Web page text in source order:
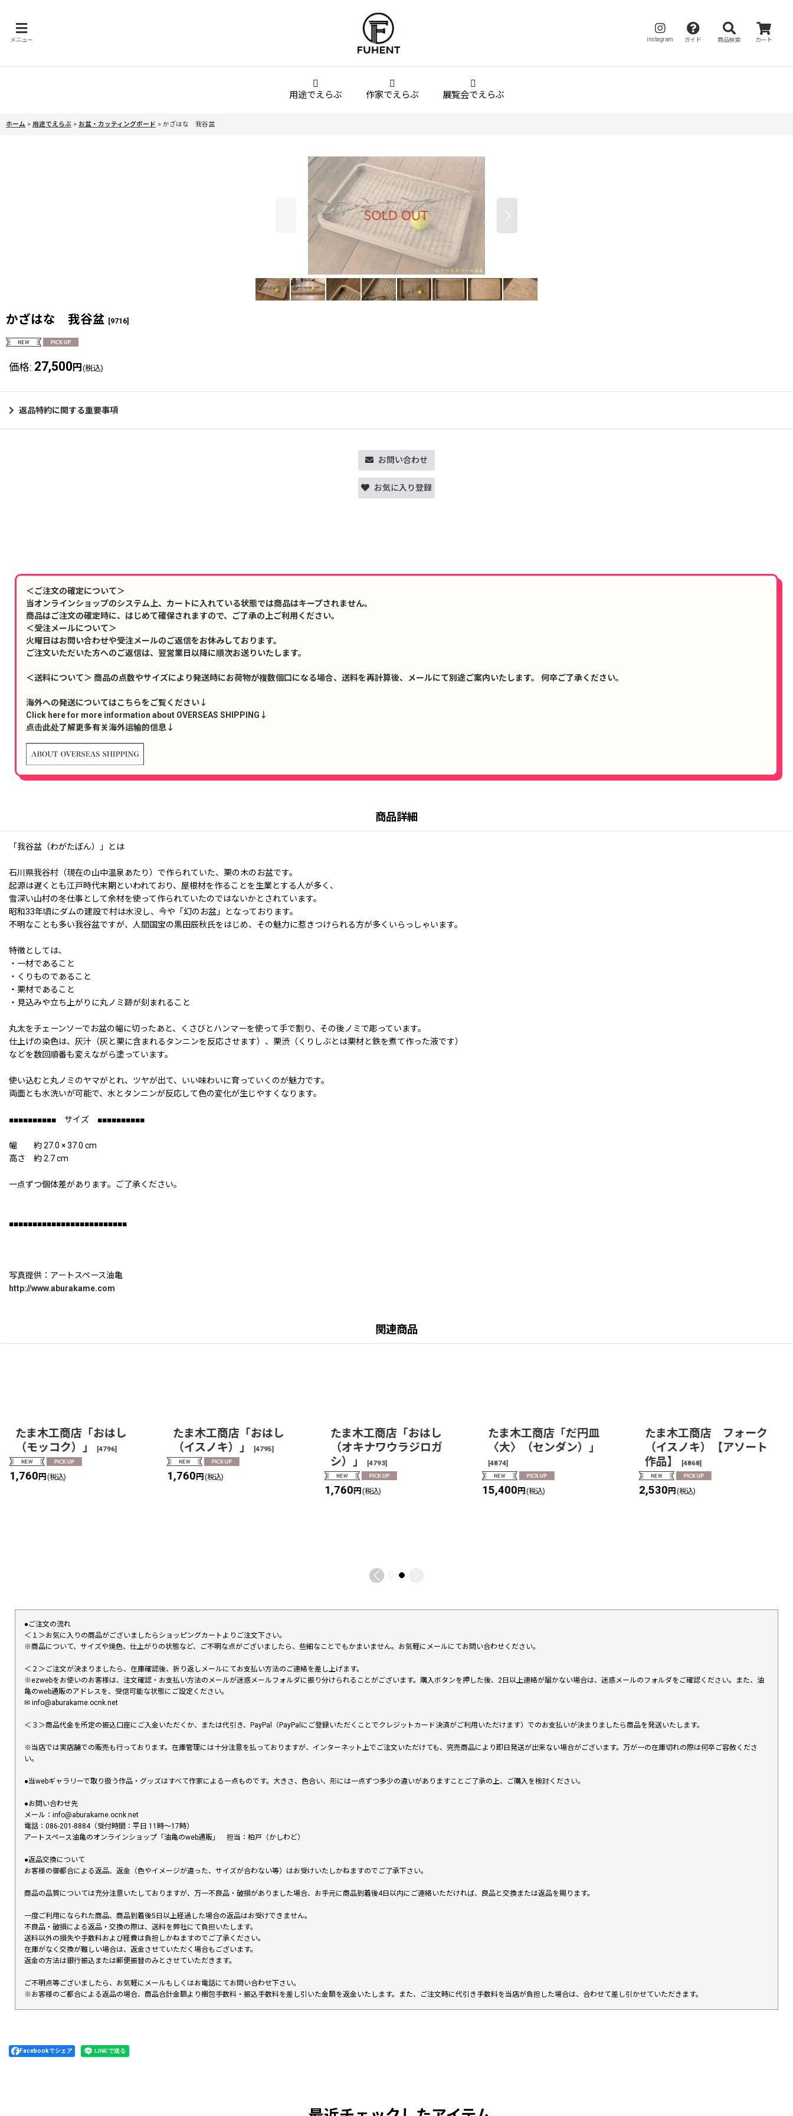
メニュー instagram ガイド 商品検索 カート
用途でえらぶ 作家でえらぶ 展覧会でえらぶ
ホーム > 用途でえらぶ > お盆・カッティングボード > かざはな 我谷盆
かざはな 我谷盆 [9716]
価格: 27,500 円 (税込)
返品特約に関する重要事項
お問い合わせ
お気に入り登録
＜ご注文の確定について＞
当オンラインショップのシステム上、カートに入れている状態では商品はキープされません。
商品はご注文の確定時に、はじめて確保されますので、ご了承の上ご利用ください。
＜受注メールについて＞
火曜日はお問い合わせや受注メールのご返信をお休みしております。
ご注文いただいた方へのご返信は、翌営業日以降に順次お送りいたします。
＜送料について＞ 商品の点数やサイズにより発送時にお荷物が複数個口になる場合、送料を再計算後、メールにて別途ご案内いたします。 何卒ご了承ください。
海外への発送についてはこちらをご覧ください↓
Click here for more information about OVERSEAS SHIPPING↓
点击此处了解更多有关海外运输的信息↓
商品詳細
「我谷盆（わがたぼん）」とは
石川県我谷村（現在の山中温泉あたり）で作られていた、栗の木のお盆です。
起源は遅くとも江戸時代末期といわれており、屋根材を作ることを生業とする人が多く、
雪深い山村の冬仕事として余材を使って作られていたのではないかとされています。
昭和33年頃にダムの建設で村は水没し、今や「幻のお盆」となっております。
不明なことも多い我谷盆ですが、人間国宝の黒田辰秋氏をはじめ、その魅力に惹きつけられる方が多くいらっしゃいます。
特徴としては、
・一材であること
・くりものであること
・栗材であること
・見込みや立ち上がりに丸ノミ跡が刻まれること
丸太をチェーンソーでお盆の幅に切ったあと、くさびとハンマーを使って手で割り、その後ノミで彫っています。
仕上げの染色は、灰汁（灰と栗に含まれるタンニンを反応させます）、栗渋（くりしぶとは栗材と鉄を煮て作った液です）
などを数回順番も変えながら塗っています。
使い込むと丸ノミのヤマがとれ、ツヤが出て、いい味わいに育っていくのが魅力です。
両面とも水洗いが可能で、水とタンニンが反応して色の変化が生じやすくなります。
■■■■■■■■■■ サイズ ■■■■■■■■■■
幅 約 27.0 × 37.0 cm
高さ 約 2.7 cm
一点ずつ個体差があります。ご了承ください。
■■■■■■■■■■■■■■■■■■■■■■■■■
写真提供：アートスペース油亀
http://www.aburakame.com
関連商品
たま木工商店「おはし
（モッコク）」
[4796]
1,760円(税込)
たま木工商店「おはし
（イスノキ）」
[4795]
1,760円(税込)
たま木工商店「おはし
（オキナワウラジロガ
シ）」
[4793]
1,760円(税込)
たま木工商店「だ円皿
〈大〉（センダン）」
[4874]
15,400円(税込)
たま木工商店 フォーク
（イスノキ）【アソート
作品】
[4868]
2,530円(税込)
●ご注文の流れ
＜１＞お気に入りの商品がございましたらショッピングカートよりご注文下さい。
※商品について、サイズや焼色、仕上がりの状態など、ご不明な点がございましたら、些細なことでもかまいません。お気軽にメールにてお問い合わせください。
＜２＞ご注文が決まりましたら、在庫確認後、折り返しメールにてお支払い方法のご連絡を差し上げます。
※ezwebをお使いのお客様は、注文確認・お支払い方法のメールが迷惑メールフォルダに振り分けられることがございます。購入ボタンを押した後、2日以上連絡が届かない場合は、迷惑メールのフォルダをご確認ください。また、油
亀のweb通販のアドレスを、受信可能な状態にご設定ください。
✉︎ info@aburakame.ocnk.net
＜３＞商品代金を所定の振込口座にご入金いただくか、または代引き、PayPal（PayPalにご登録いただくことでクレジットカード決済がご利用いただけます）でのお支払いが決まりましたら商品を発送いたします。
※当店では実店舗での販売も行っております。在庫管理には十分注意を払っておりますが、インターネット上でご注文いただけても、完売商品により即日発送が出来ない場合がございます。万が一の在庫切れの際は何卒ご容赦くださ
い。
●当webギャラリーで取り扱う作品・グッズはすべて作家による一点ものです。大きさ、色合い、形には一点ずつ多少の違いがありますことご了承の上、ご購入を検討ください。
●お問い合わせ先
メール：info@aburakame.ocnk.net
電話：086-201-8884（受付時間：平日 11時〜17時）
アートスペース油亀のオンラインショップ「油亀のweb通販」 担当：柏戸（かしわど）
●返品交換について
お客様の御都合による返品、返金（色やイメージが違った、サイズが合わない等）はお受けいたしかねますのでご了承下さい。
商品の品質については充分注意いたしておりますが、万一不良品・破損がありました場合、お手元に商品到着後4日以内にご連絡いただければ、良品と交換または返品を賜ります。
一度ご利用になられた商品、商品到着後5日以上経過した場合の返品はお受けできません。
不良品・破損による返品・交換の際は、送料を弊社にて負担いたします。
送料以外の損失や手数料および経費は負担しかねますのでご了承ください。
在庫がなく交換が難しい場合は、返金させていただく場合もございます。
返金の方法は銀行振込または郵便振替のみとさせていただきます。
ご不明点等ございましたら、お気軽にメールもしくはお電話にてお問い合わせ下さい。
※お客様のご都合による返品の場合、商品合計金額より梱包手数料・振込手数料を差し引いた金額を返金いたします。また、ご注文時に代引き手数料を当店が負担した場合は、合わせて差し引かせていただきます。
Facebookでシェア